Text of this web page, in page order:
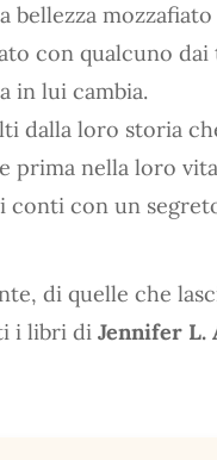
bellezza
con qualcuno
in lui cambia.
dalla loro storia
prima nella loro
conti con un
di quelle che
i libri di Jennifer L.